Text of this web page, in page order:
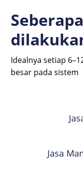
Idealnya setiap
besar pada sistem
Jasa